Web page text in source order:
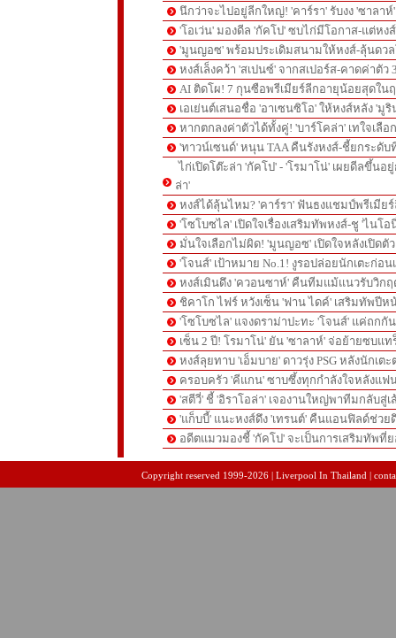
นึกว่าจะไปอยู่ลีกใหญ่! 'คาร์รา' รับงง 'ซาลา
'โอเว่น' มองดีล 'กัคโป' ซบไก่มีโอกาส-แต่ห
'มูนญอซ' พร้อมประเดิมสนามให้หงส์-ลุ้นดว
หงส์เล็งคว้า 'สเปนซ์' จากสเปอร์ส-คาดค่าตัว
AI ติดโผ! 7 กุนซือพรีเมียร์ลีกอายุน้อยสุดใน
เอเย่นต์เสนอชื่อ 'อาเซนซิโอ' ให้หงส์หลัง 'มู
หากตกลงค่าตัวได้ทั้งคู่! 'บาร์โคล่า' เทใจเลือ
'ทาวน์เซนด์' หนุน TAA คืนรังหงส์-ชี้ยกระดั
ไก่เปิดโต๊ะล่า 'กัคโป' - 'โรมาโน่' เผยดีลขึ้นอ
ล่า'
หงส์ได้ลุ้นไหม? 'คาร์รา' ฟันธงแชมป์พรีเมีย
'โซโบซไล' เปิดใจเรื่องเสริมทัพหงส์-ชู 'ไนโ
มั่นใจเลือกไม่ผิด! 'มูนญอซ' เปิดใจหลังเปิดตั
'โจนส์' เป้าหมาย No.1! งูรอปล่อยนักเตะก่อ
หงส์เมินดึง 'ควอนซาห์' คืนทีมแม้แนวรับวิก
ชิคาโก ไฟร์ หวังเซ็น 'ฟาน ไดค์' เสริมทัพปีห
'โซโบซไล' แจงดราม่าปะทะ 'โจนส์' แค่ถกกั
เซ็น 2 ปี! โรมาโน่' ยัน 'ซาลาห์' จ่อย้ายซบแ
หงส์ลุยทาบ 'เอ็มบาย' ดาวรุ่ง PSG หลังนักเต
ครอบครัว 'คีแกน' ซาบซึ้งทุกกำลังใจหลังแฟ
'สตีวี่' ชี้ 'อิราโอล่า' เจองานใหญ่พาทีมกลับสู่
'แก็บบี้' แนะหงส์ดึง 'เทรนต์' คืนแอนฟิลด์ช่วย
อดีตแมวมองชี้ 'กัคโป' จะเป็นการเสริมทัพที่
Copyright reserved 1999-2026 | Liverpool In Thailand |